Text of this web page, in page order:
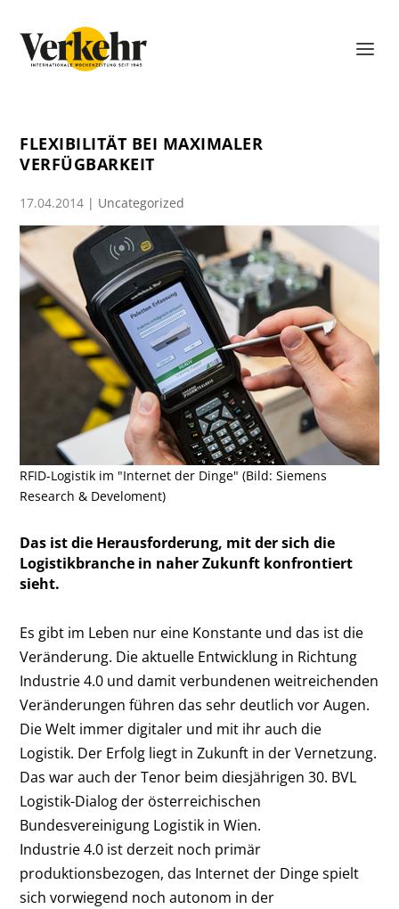
FLEXIBILITÄT BEI MAXIMALER
VERFÜGBARKEIT
17.04.2014 | Uncategorized
RFID-Logistik im "Internet der Dinge" (Bild: Siemens
Research & Develoment)
Das ist die Herausforderung, mit der sich die
Logistikbranche in naher Zukunft konfrontiert
sieht.
Es gibt im Leben nur eine Konstante und das ist die
Veränderung. Die aktuelle Entwicklung in Richtung
Industrie 4.0 und damit verbundenen weitreichenden
Veränderungen führen das sehr deutlich vor Augen.
Die Welt immer digitaler und mit ihr auch die
Logistik. Der Erfolg liegt in Zukunft in der Vernetzung.
Das war auch der Tenor beim diesjährigen 30. BVL
Logistik-Dialog der österreichischen
Bundesvereinigung Logistik in Wien.
Industrie 4.0 ist derzeit noch primär
produktionsbezogen, das Internet der Dinge spielt
sich vorwiegend noch autonom in der